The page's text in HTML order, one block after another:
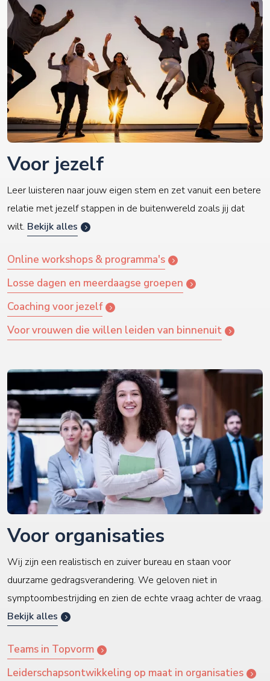
Voor jezelf
Leer luisteren naar jouw eigen stem en zet vanuit een betere
relatie met jezelf stappen in de buitenwereld zoals jij dat
wilt. Bekijk alles
Online workshops & programma's
Losse dagen en meerdaagse groepen
Coaching voor jezelf
Voor vrouwen die willen leiden van binnenuit
Voor organisaties
Wij zijn een realistisch en zuiver bureau en staan voor
duurzame gedragsverandering. We geloven niet in
symptoombestrijding en zien de echte vraag achter de vraag.
Bekijk alles
Teams in Topvorm
Leiderschapsontwikkeling op maat in organisaties